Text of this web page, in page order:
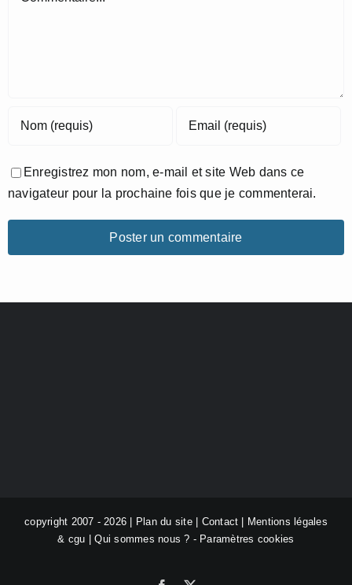
Enregistrez mon nom, e-mail et site Web dans ce
navigateur pour la prochaine fois que je commenterai.
copyright 2007 - 2026 | Plan du site| Contact
Mentions légales
& cgu |Qui sommes nous ? - Paramètres cookies